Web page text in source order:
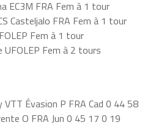
EC3M FRA Fem à 1 tour
Casteljalo FRA Fem à 1 tour
Fem à 1 tour
UFOLEP Fem à 2 tours
VTT Évasion P FRA Cad 0 44 58
O FRA Jun 0 45 17 0 19